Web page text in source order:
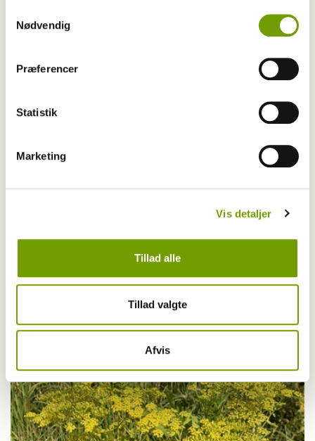
Nødvendig
Præferencer
Statistik
Marketing
Vis detaljer
Tillad alle
Tillad valgte
Afvis
Hvorfor graver hunden i kurven?
Første bichon havanais med BH-titel